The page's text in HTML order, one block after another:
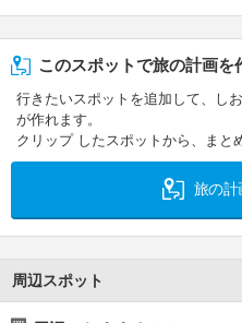
このスポットで旅の計画を
行きたいスポットを追加して、し
が作れます。
クリップ したスポットから、まと
旅の計
周辺スポット